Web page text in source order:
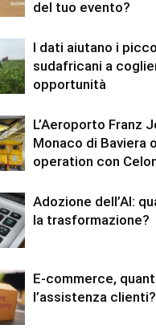
del tuo evento?
I dati aiutano i
sudafricani a
opportunità
L’Aeroporto Franz
Monaco di Baviera
operation con
Adozione dell’AI:
la trasformazione?
E-commerce,
l’assistenza clienti?